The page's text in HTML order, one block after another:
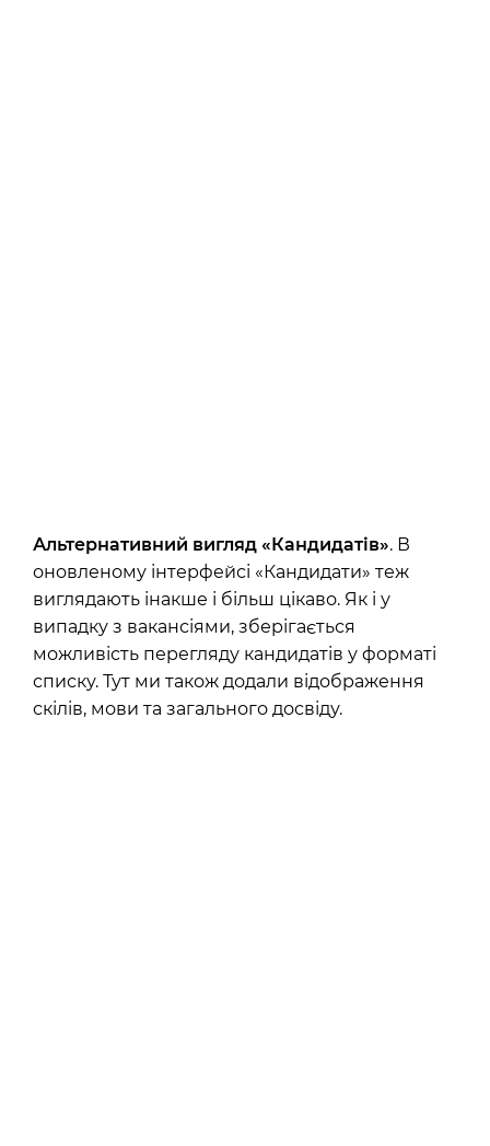
Альтернативний вигляд «Кандидатів». В
оновленому інтерфейсі «Кандидати» теж
виглядають інакше і більш цікаво. Як і у
випадку з вакансіями, зберігається
можливість перегляду кандидатів у форматі
списку. Тут ми також додали відображення
скілів, мови та загального досвіду.